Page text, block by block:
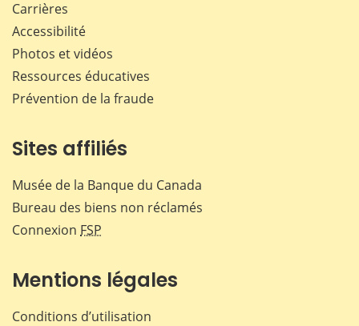
Carrières
Accessibilité
Photos et vidéos
Ressources éducatives
Prévention de la fraude
Sites affiliés
Musée de la Banque du Canada
Bureau des biens non réclamés
Connexion FSP
Mentions légales
Conditions d’utilisation